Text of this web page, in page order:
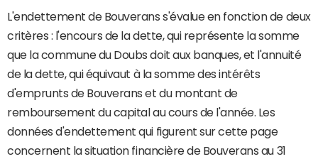
L'endettement de Bouverans s'évalue en fonction de deux
critères : l'encours de la dette, qui représente la somme
que la commune du Doubs doit aux banques, et l'annuité
de la dette, qui équivaut à la somme des intérêts
d'emprunts de Bouverans et du montant de
remboursement du capital au cours de l'année. Les
données d'endettement qui figurent sur cette page
concernent la situation financière de Bouverans au 31